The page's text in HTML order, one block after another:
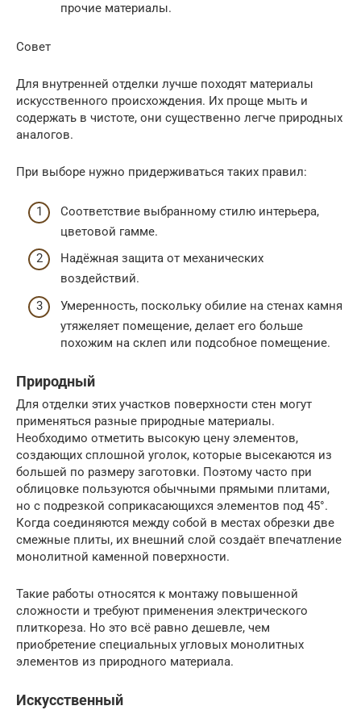
прочие материалы.
Совет
Для внутренней отделки лучше походят материалы
искусственного происхождения. Их проще мыть и
содержать в чистоте, они существенно легче природных
аналогов.
При выборе нужно придерживаться таких правил:
Соответствие выбранному стилю интерьера,
цветовой гамме.
Надёжная защита от механических
воздействий.
Умеренность, поскольку обилие на стенах камня
утяжеляет помещение, делает его больше
похожим на склеп или подсобное помещение.
Природный
Для отделки этих участков поверхности стен могут
применяться разные природные материалы.
Необходимо отметить высокую цену элементов,
создающих сплошной уголок, которые высекаются из
большей по размеру заготовки. Поэтому часто при
облицовке пользуются обычными прямыми плитами,
но с подрезкой соприкасающихся элементов под 45°.
Когда соединяются между собой в местах обрезки две
смежные плиты, их внешний слой создаёт впечатление
монолитной каменной поверхности.
Такие работы относятся к монтажу повышенной
сложности и требуют применения электрического
плиткореза. Но это всё равно дешевле, чем
приобретение специальных угловых монолитных
элементов из природного материала.
Искусственный